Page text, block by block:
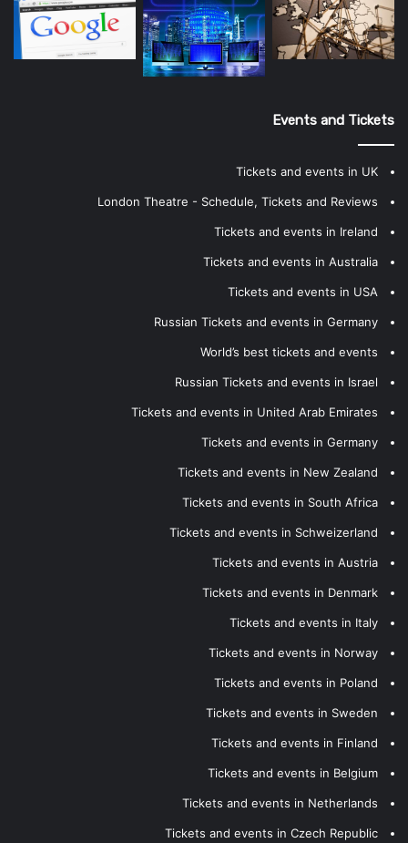
Events and Tickets
Tickets and events in UK
London Theatre - Schedule, Tickets and Reviews
Tickets and events in Ireland
Tickets and events in Australia
Tickets and events in USA
Russian Tickets and events in Germany
World’s best tickets and events
Russian Tickets and events in Israel
Tickets and events in United Arab Emirates
Tickets and events in Germany
Tickets and events in New Zealand
Tickets and events in South Africa
Tickets and events in Schweizerland
Tickets and events in Austria
Tickets and events in Denmark
Tickets and events in Italy
Tickets and events in Norway
Tickets and events in Poland
Tickets and events in Sweden
Tickets and events in Finland
Tickets and events in Belgium
Tickets and events in Netherlands
Tickets and events in Czech Republic